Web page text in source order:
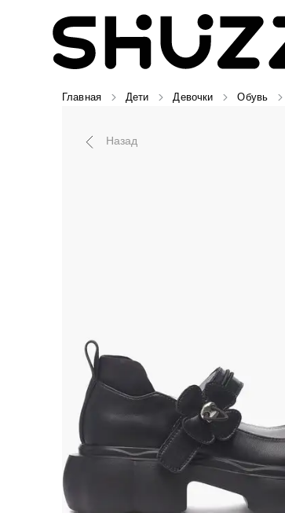
Главная Дети Девочки Обувь
Назад